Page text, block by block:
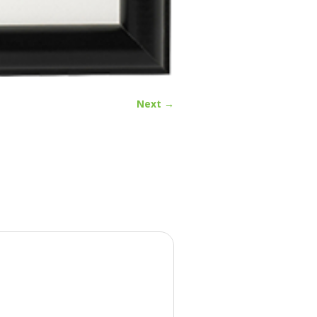
Next →